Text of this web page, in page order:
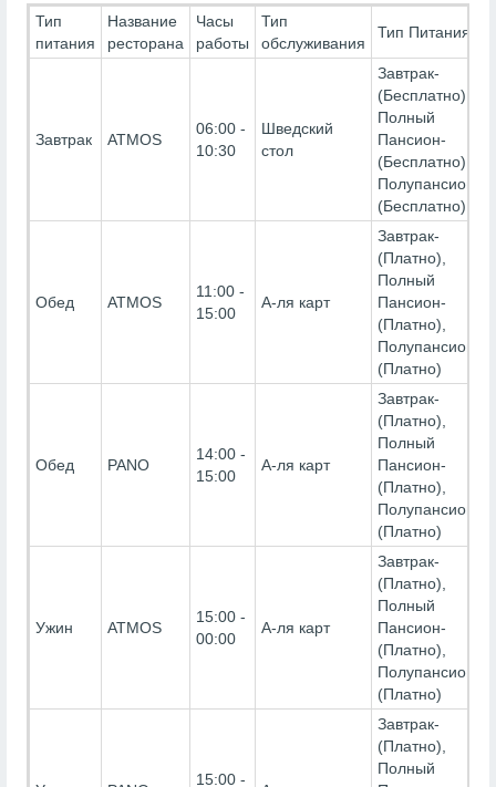
Тип
питания
Название
ресторана
Часы
работы
Тип
обслуживания
Тип Питания
Завтрак ATMOS
06:00 -
10:30
Шведский
стол
Завтрак-
(Бесплатно),
Полный
Пансион-
(Бесплатно),
Полупансион-
(Бесплатно)
Обед ATMOS
11:00 -
15:00
А-ля карт
Завтрак-
(Платно),
Полный
Пансион-
(Платно),
Полупансион-
(Платно)
Обед PANO
14:00 -
15:00
А-ля карт
Завтрак-
(Платно),
Полный
Пансион-
(Платно),
Полупансион-
(Платно)
Ужин ATMOS
15:00 -
00:00
А-ля карт
Завтрак-
(Платно),
Полный
Пансион-
(Платно),
Полупансион-
(Платно)
15:00 -
Завтрак-
(Платно),
Полный